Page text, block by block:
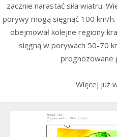
zacznie narastać siła wiatru.
porywy mogą sięgnąć 100 km/
obejmował kolejne regiony
sięgną w porywach 50-70
prognozowane
Więcej już